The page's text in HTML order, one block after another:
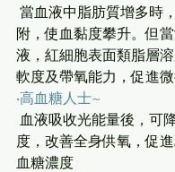
附，使血黏度攀升。但
液，紅細胞表面類脂層
軟度及帶氧能力，促進
‧高血糖人士~
度，改善全身供氧，促
血糖濃度